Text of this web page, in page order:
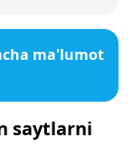
ma'lumot
saytlarni